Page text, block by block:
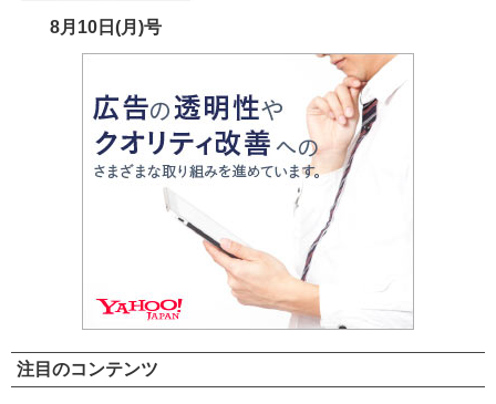
8月10日(月)号
注目のコンテンツ